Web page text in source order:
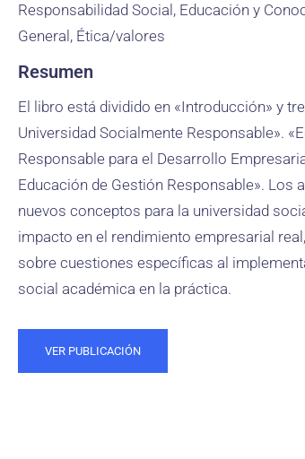
Responsabilidad Social, Educación y
General, Ética/valores
Resumen
El libro está dividido en «Introducción» y
Universidad Socialmente Responsable».
Responsable para el Desarrollo
Educación de Gestión Responsable». Los
nuevos conceptos para la universidad
impacto en el rendimiento empresarial
sobre cuestiones específicas al
social académica en la práctica.
VER PUBLICACIÓN